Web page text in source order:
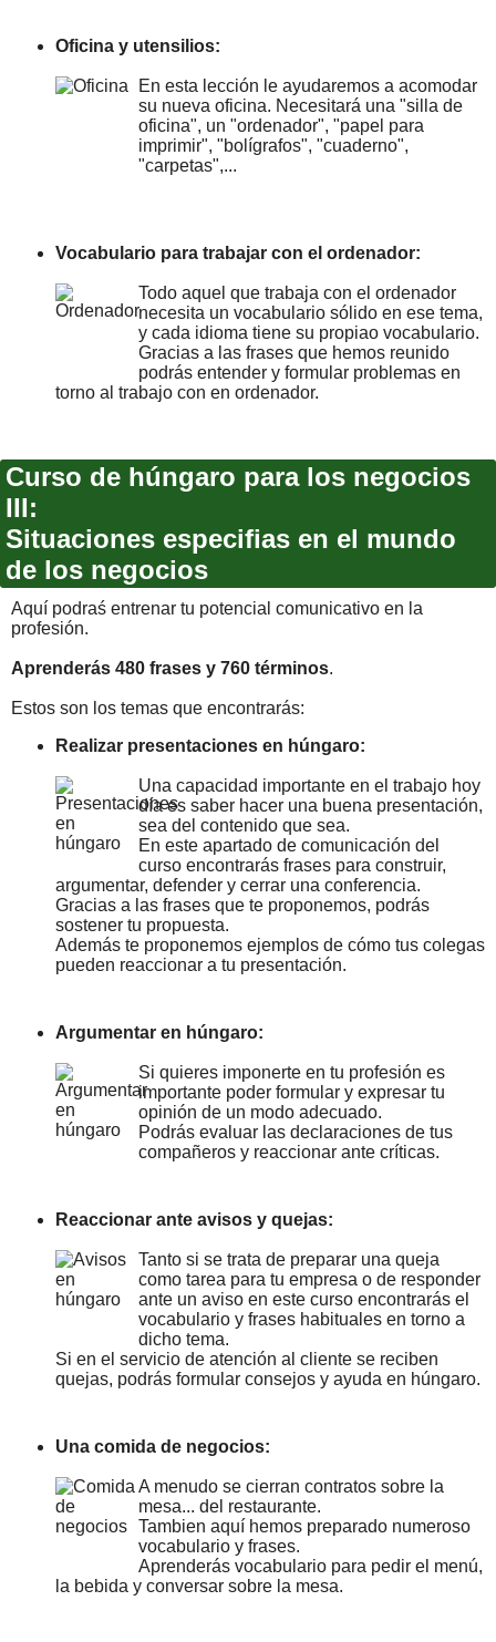
Oficina y utensilios:
En esta lección le ayudaremos a acomodar
su nueva oficina. Necesitará una "silla de
oficina", un "ordenador", "papel para
imprimir", "bolígrafos", "cuaderno",
"carpetas",...
Vocabulario para trabajar con el ordenador:
Todo aquel que trabaja con el ordenador
necesita un vocabulario sólido en ese tema,
y cada idioma tiene su propiao vocabulario.
Gracias a las frases que hemos reunido
podrás entender y formular problemas en
torno al trabajo con en ordenador.
Curso de húngaro para los negocios
III:
Situaciones especifias en el mundo
de los negocios
Aquí podraś entrenar tu potencial comunicativo en la
profesión.
Aprenderás 480 frases y 760 términos.
Estos son los temas que encontrarás:
Realizar presentaciones en húngaro:
Una capacidad importante en el trabajo hoy
día es saber hacer una buena presentación,
sea del contenido que sea.
En este apartado de comunicación del
curso encontrarás frases para construir,
argumentar, defender y cerrar una conferencia.
Gracias a las frases que te proponemos, podrás
sostener tu propuesta.
Además te proponemos ejemplos de cómo tus colegas
pueden reaccionar a tu presentación.
Argumentar en húngaro:
Si quieres imponerte en tu profesión es
importante poder formular y expresar tu
opinión de un modo adecuado.
Podrás evaluar las declaraciones de tus
compañeros y reaccionar ante críticas.
Reaccionar ante avisos y quejas:
Tanto si se trata de preparar una queja
como tarea para tu empresa o de responder
ante un aviso en este curso encontrarás el
vocabulario y frases habituales en torno a
dicho tema.
Si en el servicio de atención al cliente se reciben
quejas, podrás formular consejos y ayuda en húngaro.
Una comida de negocios:
A menudo se cierran contratos sobre la
mesa... del restaurante.
Tambien aquí hemos preparado numeroso
vocabulario y frases.
Aprenderás vocabulario para pedir el menú,
la bebida y conversar sobre la mesa.